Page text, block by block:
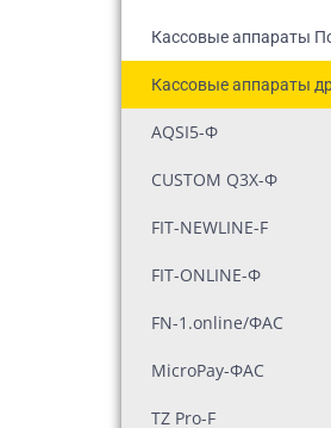
Кассовые аппараты
Кассовые аппараты
AQSI5-Ф
CUSTOM Q3X-Ф
FIT-NEWLINE-F
FIT-ONLINE-Ф
FN-1.online/ФАС
MicroPay-ФАС
TZ Pro-F